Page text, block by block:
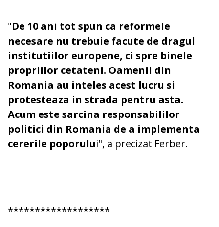
"De 10 ani tot spun ca reformele
necesare nu trebuie facute de dragul
institutiilor europene, ci spre binele
propriilor cetateni. Oamenii din
Romania au inteles acest lucru si
protesteaza in strada pentru asta.
Acum este sarcina responsabililor
politici din Romania de a implementa
cererile poporului", a precizat Ferber.
*******************